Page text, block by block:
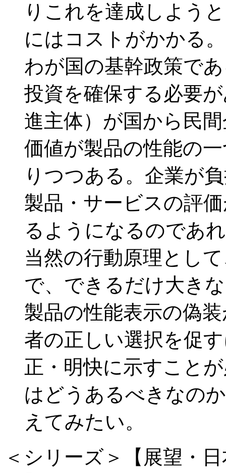
りこれを達成しよう
にはコストがかかる。
わが国の基幹政策で
投資を確保する必要
進主体）が国から民
価値が製品の性能の
りつつある。企業が
製品・サービスの評
るようになるのであ
当然の行動原理とし
で、できるだけ大き
製品の性能表示の偽
者の正しい選択を促
正・明快に示すこと
はどうあるべきなの
えてみたい。
＜シリーズ＞【展望・